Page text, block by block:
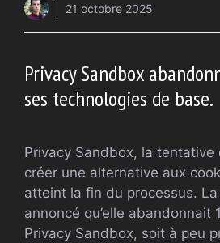
21 octobre 2025
Privacy Sandbox
ses technologies de base.
Privacy Sandbox, la tentative
créer une alternative aux
atteint la fin du processus.
annoncé qu’elle abandonnait
Privacy Sandbox, soit à peu